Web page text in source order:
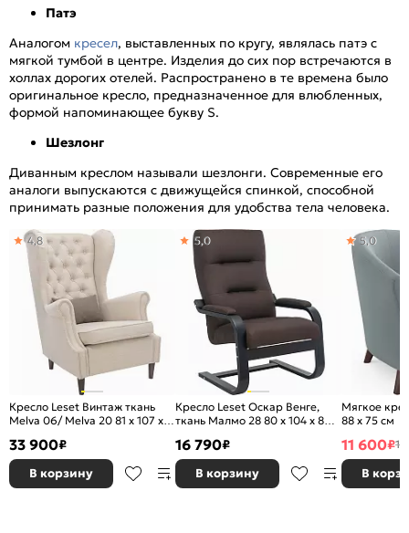
Патэ
Аналогом кресел, выставленных по кругу, являлась патэ с
мягкой тумбой в центре. Изделия до сих пор встречаются в
холлах дорогих отелей. Распространено в те времена было
оригинальное кресло, предназначенное для влюбленных,
формой напоминающее букву S.
Шезлонг
Диванным креслом называли шезлонги. Современные его
аналоги выпускаются с движущейся спинкой, способной
принимать разные положения для удобства тела человека.
Кресло Leset Винтаж ткань
Melva 06/ Melva 20 81 x 107 x
4,8
33 900₽
В корзину
Кресло Leset Оскар Венге,
ткань Малмо 28 80 x 104 x 80
5,0
16 790₽
В корзину
Мягкое
88 x 75 см
5,0
11 600₽
В